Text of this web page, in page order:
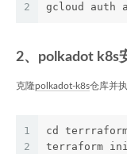
2
gcloud auth
2、polkadot k8s
克隆polkadot-k8s仓库并
1
2
cd
terraform